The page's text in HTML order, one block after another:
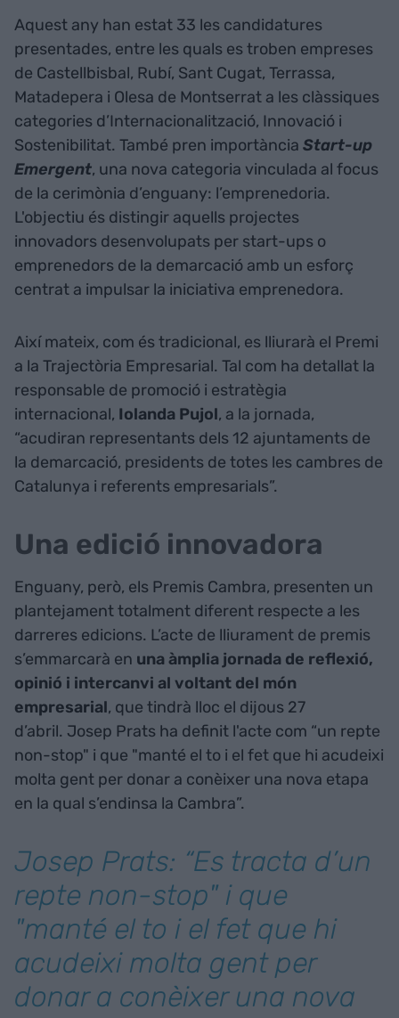
Aquest any han estat 33 les candidatures
presentades, entre les quals es troben empreses
de Castellbisbal, Rubí, Sant Cugat, Terrassa,
Matadepera i Olesa de Montserrat a les clàssiques
categories d’Internacionalització, Innovació i
Sostenibilitat. També pren importància Start-up
Emergent, una nova categoria vinculada al focus
de la cerimònia d’enguany: l’emprenedoria.
L'objectiu és distingir aquells projectes
innovadors desenvolupats per start-ups o
emprenedors de la demarcació amb un esforç
centrat a impulsar la iniciativa emprenedora.
Així mateix, com és tradicional, es lliurarà el Premi
a la Trajectòria Empresarial. Tal com ha detallat la
responsable de promoció i estratègia
internacional, Iolanda Pujol, a la jornada,
“acudiran representants dels 12 ajuntaments de
la demarcació, presidents de totes les cambres de
Catalunya i referents empresarials”.
Una edició innovadora
Enguany, però, els Premis Cambra, presenten un
plantejament totalment diferent respecte a les
darreres edicions. L’acte de lliurament de premis
s’emmarcarà en una àmplia jornada de reflexió,
opinió i intercanvi al voltant del món
empresarial, que tindrà lloc el dijous 27
d’abril. Josep Prats ha definit l'acte com “un repte
non-stop" i que "manté el to i el fet que hi acudeixi
molta gent per donar a conèixer una nova etapa
en la qual s’endinsa la Cambra”.
Josep Prats: “Es tracta d’un
repte non-stop" i que
"manté el to i el fet que hi
acudeixi molta gent per
donar a conèixer una nova